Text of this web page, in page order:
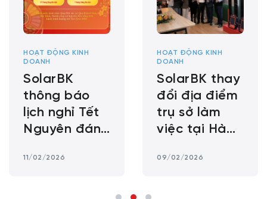
HOẠT ĐỘNG KINH
DOANH
SolarBK
thông báo
lịch nghỉ Tết
Nguyên đán
2026
11/02/2026
HOẠT ĐỘNG KINH
DOANH
SolarBK thay
đổi địa điểm
trụ sở làm
việc tại Hà
09/02/2026